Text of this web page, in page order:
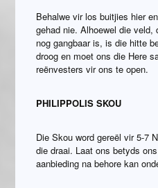
Behalwe vir los buitjies hier
gehad nie. Alhoewel die
nog gangbaar is, is die hitte
droog en moet ons die Here
reënvesters vir ons te open.
PHILIPPOLIS SKOU
Die Skou word gereël vir 5-7
die draai. Laat ons betyds
aanbieding na behore kan